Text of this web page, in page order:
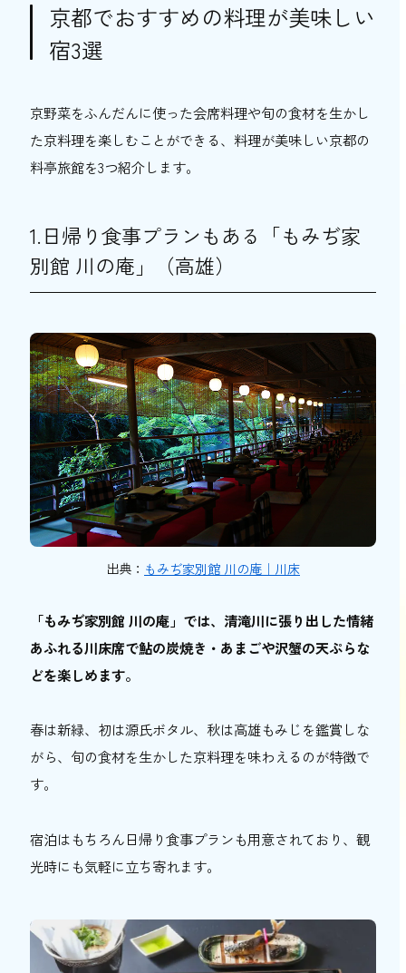
高級料理が味わえる京都の旅館3選
1.絶品のカニ料理が自慢「間人温泉 炭
2.四季折々の京懐石料理「京の宿 柊家」
（京都市役所前）
3.半個室の料亭でくつろげる「湯の花温
館3選
1.日帰り食事プランが4,800円から「洛中悠
庵 花伝」（烏丸）
遊の宿 らんざん」（嵐山）
3.赤ちゃん連れにも優しい「京都美山 料理
旅館 枕川楼」（南丹市美山町）
京都の旅館でゆっくり料亭の味を堪能しよう
京都でおすすめの料理が美味しい
宿3選
京野菜をふんだんに使った会席料理や旬の食材を生かし
た京料理を楽しむことができる、料理が美味しい京都の
料亭旅館を3つ紹介します。
1.日帰り食事プランもある「もみぢ家
別館 川の庵」（高雄）
出典： もみぢ家別館 川の庵｜川床
「もみぢ家別館 川の庵」では、清滝川に張り出した情緒
あふれる川床席で鮎の炭焼き・あまごや沢蟹の天ぷらな
どを楽しめます。
春は新緑、初は源氏ボタル、秋は高雄もみじを鑑賞しな
がら、旬の食材を生かした京料理を味わえるのが特徴で
す。
宿泊はもちろん日帰り食事プランも用意されており、観
光時にも気軽に立ち寄れます。